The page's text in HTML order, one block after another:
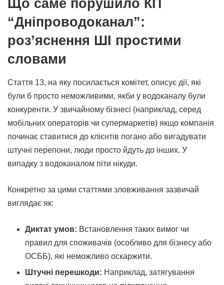
Що саме порушило КП
“Дніпроводоканал”:
роз’яснення ШІ простими
словами
Стаття 13, на яку посилається комітет, описує дії, які
були б просто неможливими, якби у водоканалу були
конкуренти. У звичайному бізнесі (наприклад, серед
мобільних операторів чи супермаркетів) якщо компанія
починає ставитися до клієнтів погано або вигадувати
штучні перепони, люди просто йдуть до інших. У
випадку з водоканалом піти нікуди.
Конкретно за цими статтями зловживання зазвичай
виглядає як:
Диктат умов: Встановлення таких вимог чи
правил для споживачів (особливо для бізнесу або
ОСББ), які неможливо оскаржити.
Штучні перешкоди: Наприклад, затягування